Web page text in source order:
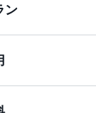
USD の無料利
ン
AWS サービ